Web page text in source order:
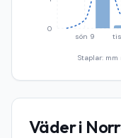
sön 9 tis
0
Staplar: mm
Väder i